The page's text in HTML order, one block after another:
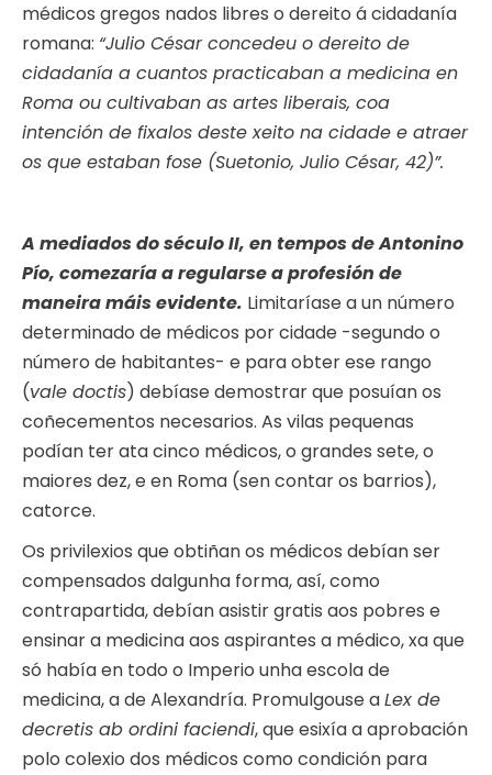
médicos gregos nados libres o dereito á cidadanía
romana: “Julio César concedeu o dereito de
cidadanía a cuantos practicaban a medicina en
Roma ou cultivaban as artes liberais, coa
intención de fixalos deste xeito na cidade e atraer
os que estaban fose (Suetonio, Julio César, 42)”.
A mediados do século II, en tempos de Antonino
Pío, comezaría a regularse a profesión de
maneira máis evidente. Limitaríase a un número
determinado de médicos por cidade -segundo o
número de habitantes- e para obter ese rango
(vale doctis) debíase demostrar que posuían os
coñecementos necesarios. As vilas pequenas
podían ter ata cinco médicos, o grandes sete, o
maiores dez, e en Roma (sen contar os barrios),
catorce.
Os privilexios que obtiñan os médicos debían ser
compensados dalgunha forma, así, como
contrapartida, debían asistir gratis aos pobres e
ensinar a medicina aos aspirantes a médico, xa que
só había en todo o Imperio unha escola de
medicina, a de Alexandría. Promulgouse aLex de
decretis ab ordini faciendi, que esixía a aprobación
polo colexio dos médicos como condición para